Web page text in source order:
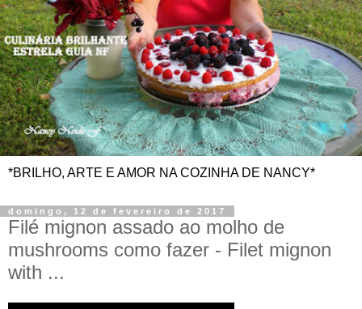
*BRILHO, ARTE E AMOR NA COZINHA DE NANCY*
domingo, 12 de fevereiro de 2017
Filé mignon assado ao molho de
mushrooms como fazer - Filet mignon
with ...